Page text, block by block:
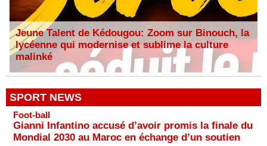
Jeune Talent de Kédougou: Zoom sur Binouch, la
lycéenne qui modernise et sublime la culture
malinké
SPORT NEWS
Foot-ball
Gianni Infantino accusé d’avoir promis la finale du
Mondial 2030 au Maroc en échange d’un soutien